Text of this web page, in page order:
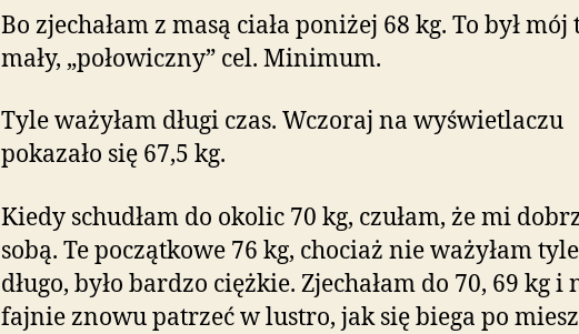
Bo zjechałam z masą ciała poniżej 68 kg. To był mój
mały, „połowiczny” cel. Minimum.
Tyle ważyłam długi czas. Wczoraj na wyświetlaczu
pokazało się 67,5 kg.
Kiedy schudłam do okolic 70 kg, czułam, że mi
sobą. Te początkowe 76 kg, chociaż nie ważyłam
długo, było bardzo ciężkie. Zjechałam do 70, 69 kg i
fajnie znowu patrzeć w lustro, jak się biega po